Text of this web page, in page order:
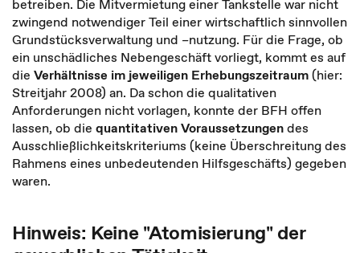
betreiben. Die Mitvermietung einer Tankstelle war nicht
zwingend notwendiger Teil einer wirtschaftlich sinnvollen
Grundstücksverwaltung und –nutzung. Für die Frage, ob
ein unschädliches Nebengeschäft vorliegt, kommt es auf
die Verhältnisse im jeweiligen Erhebungszeitraum(hier:
Streitjahr 2008) an. Da schon die qualitativen
Anforderungen nicht vorlagen, konnte der BFH offen
lassen, ob die quantitativen Voraussetzungendes
Ausschließlichkeitskriteriums (keine Überschreitung des
Rahmens eines unbedeutenden Hilfsgeschäfts) gegeben
waren.
Hinweis: Keine "Atomisierung" der